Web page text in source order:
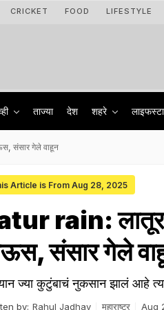
CRICKET FOOD LIFESTYLE
ताज्या देश शहरे
संसार गेले वाहून
Article is From Aug 28, 2025
rain: लातूर
संसार गेले
ज्या कुटुंबाचं नुकसान झालं आहे
by: Rahul Jadhav महाराष्ट्र Aug